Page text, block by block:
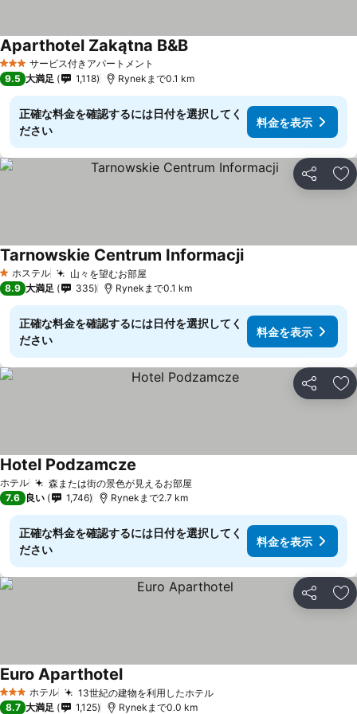
3 ホテルのランク
サービス付きアパートメント
Aparthotel Zakątna B&B
9.5 大満足 1,118 Rynekまで0.1 km
正確な料金を確認するには日付を選択してく
ださい
料金を表示
シェア お
1 ホテルのランク
ホステル 山々を望むお部屋
Tarnowskie Centrum Informacji
8.9 大満足 335 Rynekまで0.1 km
正確な料金を確認するには日付を選択してく
ださい
料金を表示
シェア お
ホテル 森または街の景色が見えるお部屋
Hotel Podzamcze
7.6 良い 1,746 Rynekまで2.7 km
正確な料金を確認するには日付を選択してく
ださい
料金を表示
シェア お
3 ホテルのランク
ホテル 13世紀の建物を利用したホテル
Euro Aparthotel
8.7 大満足 1,125 Rynekまで0.0 km